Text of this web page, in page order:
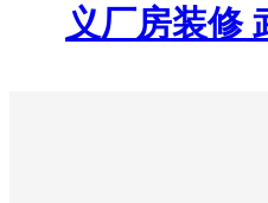
义厂房装修